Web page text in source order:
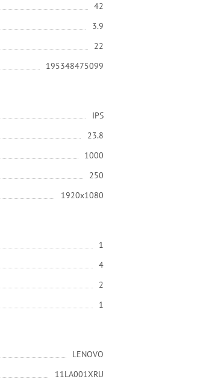
42
3.9
22
195348475099
IPS
23.8
1000
250
1920x1080
1
4
2
1
LENOVO
11LA001XRU